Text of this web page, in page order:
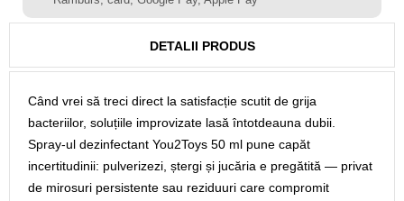
DETALII PRODUS
Când vrei să treci direct la satisfacție scutit de grija
bacteriilor, soluțiile improvizate lasă întotdeauna dubii.
Spray-ul dezinfectant You2Toys 50 ml pune capăt
incertitudinii: pulverizezi, ștergi și jucăria e pregătită — privat
de mirosuri persistente sau reziduuri care compromit